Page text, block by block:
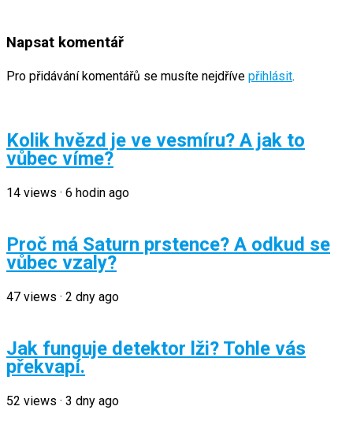
Napsat komentář
Pro přidávání komentářů se musíte nejdříve přihlásit.
Kolik hvězd je ve vesmíru? A jak to
vůbec víme?
14 views · 6 hodin ago
Proč má Saturn prstence? A odkud se
vůbec vzaly?
47 views · 2 dny ago
Jak funguje detektor lži? Tohle vás
překvapí.
52 views · 3 dny ago